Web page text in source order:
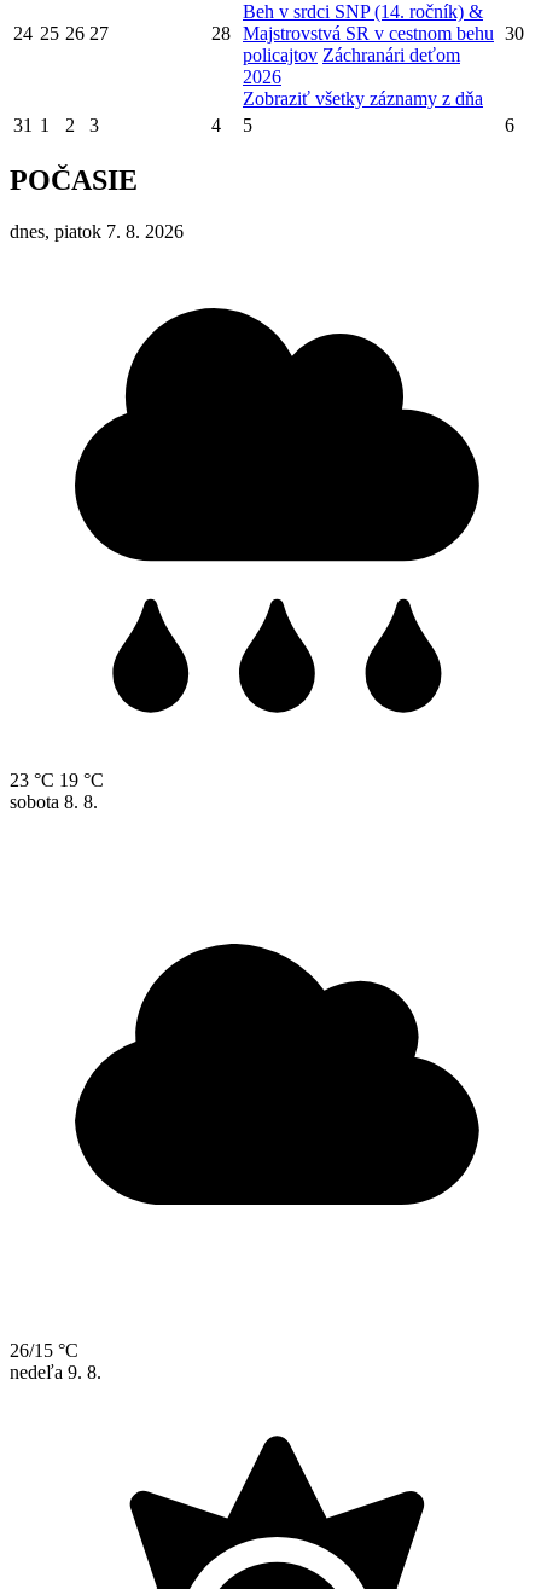
24 25 26 27 28
Beh v srdci SNP (14. ročník) &
Majstrovstvá SR v cestnom behu
policajtov Záchranári deťom
2026
Zobraziť všetky záznamy z dňa
30
31 1 2 3 4 5 6
POČASIE
dnes, piatok 7. 8. 2026
23 °C 19 °C
sobota 8. 8.
26/15 °C
nedeľa 9. 8.